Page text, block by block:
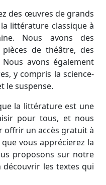
des œuvres de grands
littérature classique à
Nous avons des
de théâtre, des
avons également
y compris la science-
le suspense.
la littérature est une
pour tous, et nous
offrir un accès gratuit à
vous apprécierez la
proposons sur notre
les textes qui